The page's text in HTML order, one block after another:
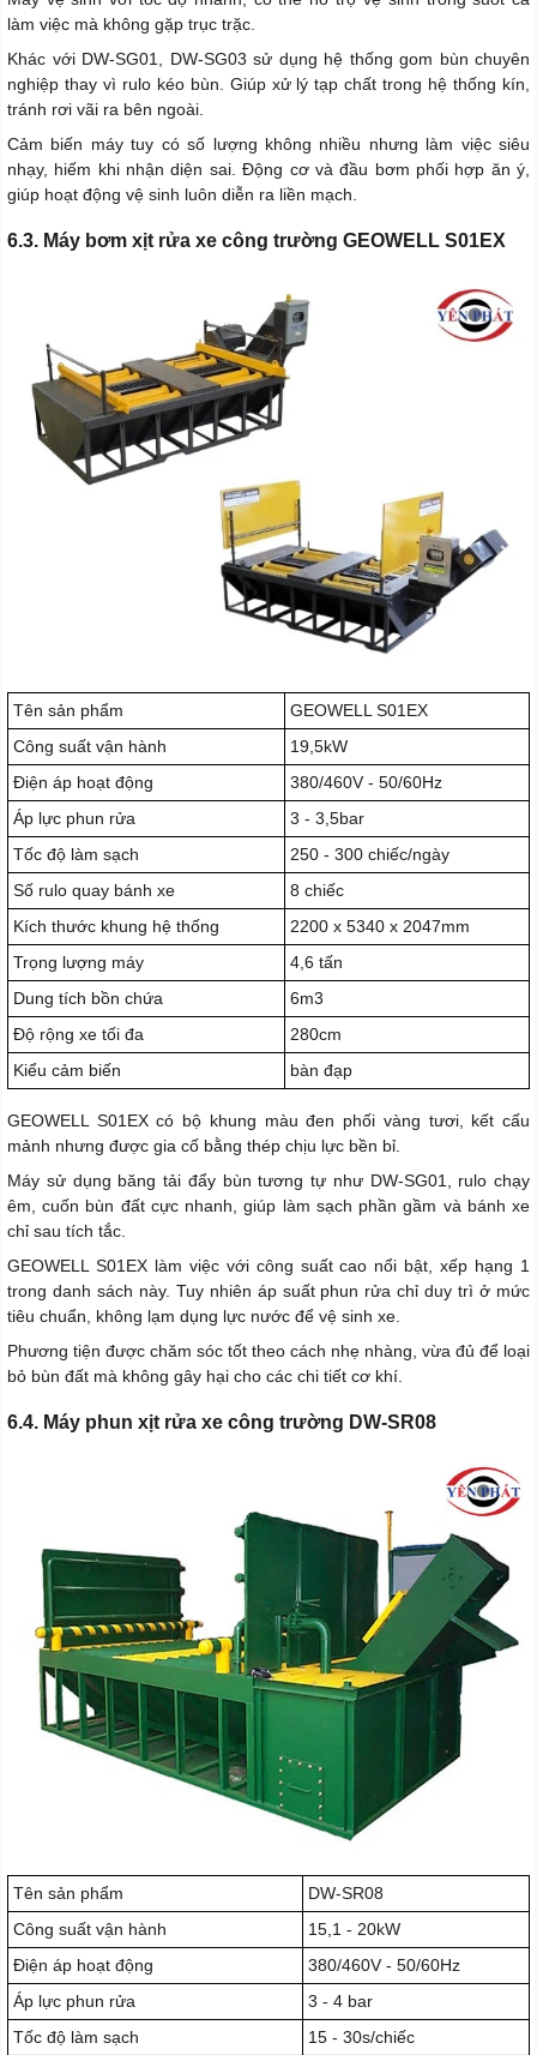
làm việc mà không gặp trục trặc.
Khác với DW-SG01, DW-SG03 sử dụng hệ thống gom bùn chuyên
nghiệp thay vì rulo kéo bùn. Giúp xử lý tạp chất trong hệ thống kín,
tránh rơi vãi ra bên ngoài.
Cảm biến máy tuy có số lượng không nhiều nhưng làm việc siêu
nhạy, hiếm khi nhận diện sai. Động cơ và đầu bơm phối hợp ăn ý,
giúp hoạt động vệ sinh luôn diễn ra liền mạch.
6.3. Máy bơm xịt rửa xe công trường GEOWELL S01EX
Tên sản phẩm
GEOWELL S01EX
Công suất vận hành
19,5kW
Điện áp hoạt động
380/460V - 50/60Hz
Áp lực phun rửa
3 - 3,5bar
Tốc độ làm sạch
250 - 300 chiếc/ngày
Số rulo quay bánh xe
8 chiếc
Kích thước khung hệ thống
2200 x 5340 x 2047mm
Trọng lượng máy
4,6 tấn
Dung tích bồn chứa
6m3
Độ rộng xe tối đa
280cm
Kiểu cảm biến
bàn đạp
GEOWELL S01EX có bộ khung màu đen phối vàng tươi, kết cấu
mảnh nhưng được gia cố bằng thép chịu lực bền bỉ.
Máy sử dụng băng tải đẩy bùn tương tự như DW-SG01, rulo chạy
êm, cuốn bùn đất cực nhanh, giúp làm sạch phần gầm và bánh xe
chỉ sau tích tắc.
GEOWELL S01EX làm việc với công suất cao nổi bật, xếp hạng 1
trong danh sách này. Tuy nhiên áp suất phun rửa chỉ duy trì ở mức
tiêu chuẩn, không lạm dụng lực nước để vệ sinh xe.
Phương tiện được chăm sóc tốt theo cách nhẹ nhàng, vừa đủ để loại
bỏ bùn đất mà không gây hại cho các chi tiết cơ khí.
6.4. Máy phun xịt rửa xe công trường DW-SR08
Tên sản phẩm
DW-SR08
Công suất vận hành
15,1 - 20kW
Điện áp hoạt động
380/460V - 50/60Hz
Áp lực phun rửa
3 - 4 bar
Tốc độ làm sạch
15 - 30s/chiếc